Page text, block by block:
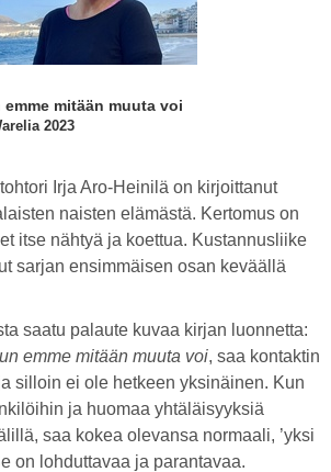
mitään muuta voi
2023
Irja Aro-Heinilä on kirjoittanut
naisten elämästä. Kertomus on
itse nähtyä ja koettua. Kustannusliike
sarjan ensimmäisen osan keväällä
saatu palaute kuvaa kirjan luonnetta:
emme mitään muuta voi, saa kontaktin
silloin ei ole hetkeen yksinäinen. Kun
ja huomaa yhtäläisyyksiä
saa kokea olevansa normaali, ’yksi
on lohduttavaa ja parantavaa.